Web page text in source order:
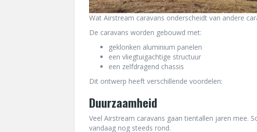
Wat Airstream caravans onderscheidt van andere
De caravans worden gebouwd met:
geklonken aluminium panelen
een vliegtuigachtige structuur
een zelfdragend chassis
Dit ontwerp heeft verschillende voordelen:
Duurzaamheid
Veel Airstream caravans gaan tientallen jaren mee.
vandaag nog steeds rond.